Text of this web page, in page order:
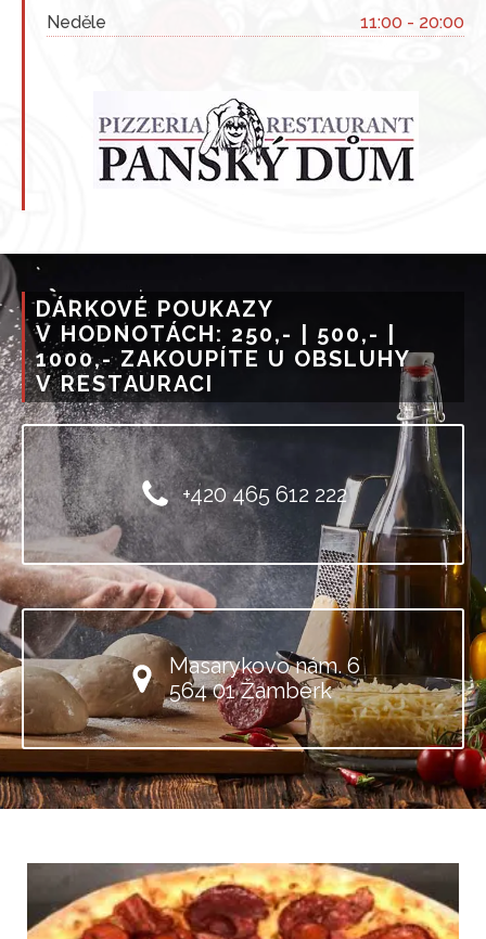
Neděle
11:00 - 20:00
DÁRKOVÉ POUKAZY
V HODNOTÁCH: 250,- | 500,- |
1000,- ZAKOUPÍTE U OBSLUHY
V RESTAURACI
+420 465 612 222
Masarykovo nám. 6
564 01 Žamberk